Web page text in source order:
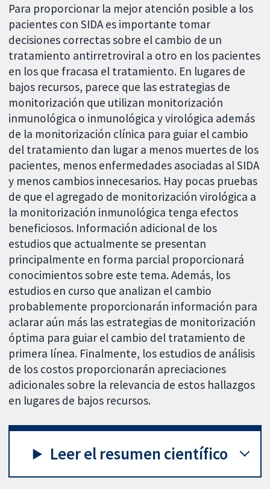
Para proporcionar la mejor atención posible a los
pacientes con SIDA es importante tomar
decisiones correctas sobre el cambio de un
tratamiento antirretroviral a otro en los pacientes
en los que fracasa el tratamiento. En lugares de
bajos recursos, parece que las estrategias de
monitorización que utilizan monitorización
inmunológica o inmunológica y virológica además
de la monitorización clínica para guiar el cambio
del tratamiento dan lugar a menos muertes de los
pacientes, menos enfermedades asociadas al SIDA
y menos cambios innecesarios. Hay pocas pruebas
de que el agregado de monitorización virológica a
la monitorización inmunológica tenga efectos
beneficiosos. Información adicional de los
estudios que actualmente se presentan
principalmente en forma parcial proporcionará
conocimientos sobre este tema. Además, los
estudios en curso que analizan el cambio
probablemente proporcionarán información para
aclarar aún más las estrategias de monitorización
óptima para guiar el cambio del tratamiento de
primera línea. Finalmente, los estudios de análisis
de los costos proporcionarán apreciaciones
adicionales sobre la relevancia de estos hallazgos
en lugares de bajos recursos.
Leer el resumen científico